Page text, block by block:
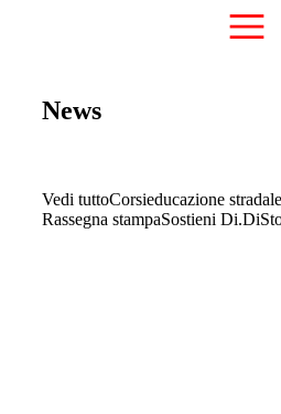
News
Vedi tuttoCorsieducazione stradale
Rassegna stampaSostieni Di.Di